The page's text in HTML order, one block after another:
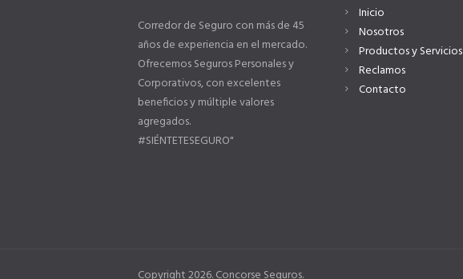
Corredor de Seguro con más de 45
años de experiencia en el mercado.
Ofrecemos Seguros Personales y
Corporativos, con excelentes
beneficios y múltiple valores
agregados.
#SIÉNTETESEGURO"
Inicio
Nosotros
Productos y Servicios
Reclamos
Contacto
Copyright 2026. Concorse Seguros.